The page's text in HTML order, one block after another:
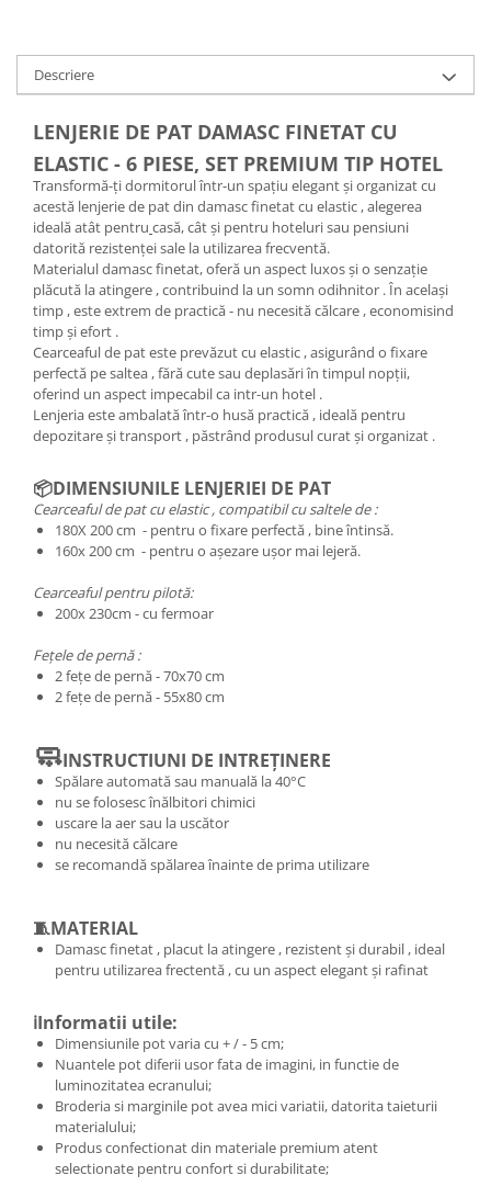
Descriere
LENJERIE DE PAT DAMASC FINETAT CU
ELASTIC - 6 PIESE, SET PREMIUM TIP HOTEL
Transformă-ți dormitorul într-un spațiu elegant și organizat cu
acestă lenjerie de pat din damasc finetat cu elastic , alegerea
ideală atât pentru casă, cât și pentru hoteluri sau pensiuni
datorită rezistenței sale la utilizarea frecventă.
Materialul damasc finetat, oferă un aspect luxos și o senzație
plăcută la atingere , contribuind la un somn odihnitor . În același
timp , este extrem de practică - nu necesită călcare , economisind
timp și efort .
Cearceaful de pat este prevăzut cu elastic , asigurând o fixare
perfectă pe saltea , fără cute sau deplasări în timpul nopții,
oferind un aspect impecabil ca intr-un hotel .
Lenjeria este ambalată într-o husă practică , ideală pentru
depozitare și transport , păstrând produsul curat și organizat .
📦DIMENSIUNILE LENJERIEI DE PAT
Cearceaful de pat cu elastic , compatibil cu saltele de :
180X 200 cm - pentru o fixare perfectă , bine întinsă.
160x 200 cm - pentru o așezare ușor mai lejeră.
Cearceaful pentru pilotă:
200x 230cm - cu fermoar
Fețele de pernă :
2 fețe de pernă - 70x70 cm
2 fețe de pernă - 55x80 cm
🧼INSTRUCTIUNI DE INTREȚINERE
Spălare automată sau manuală la 40°C
nu se folosesc înălbitori chimici
uscare la aer sau la uscător
nu necesită călcare
se recomandă spălarea înainte de prima utilizare
🧵MATERIAL
Damasc finetat , placut la atingere , rezistent și durabil , ideal
pentru utilizarea frectentă , cu un aspect elegant și rafinat
ℹ️Informatii utile:
Dimensiunile pot varia cu + / - 5 cm;
Nuantele pot diferii usor fata de imagini, in functie de
luminozitatea ecranului;
Broderia si marginile pot avea mici variatii, datorita taieturii
materialului;
Produs confectionat din materiale premium atent
selectionate pentru confort si durabilitate;